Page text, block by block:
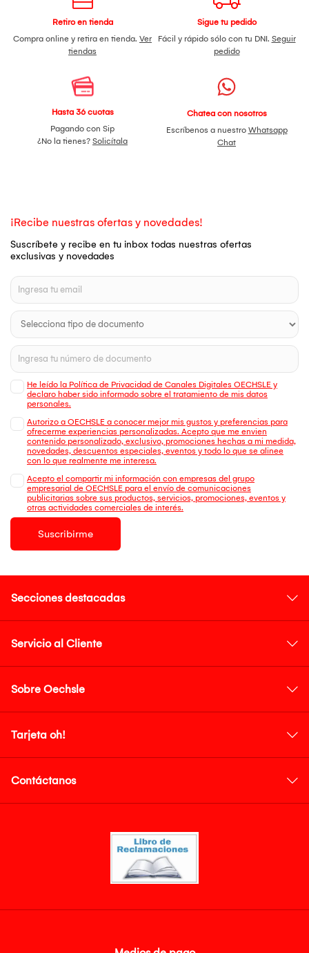
Retiro en tienda
Compra online y retira en tienda. Ver
tiendas
Sigue tu pedido
Fácil y rápido sólo con tu DNI. Seguir
pedido
Hasta 36 cuotas
Pagando con Sip
¿No la tienes? Solicítala
Chatea con nosotros
Escríbenos a nuestro Whatsapp
Chat
¡Recibe nuestras ofertas y novedades!
Suscríbete y recibe en tu inbox todas nuestras ofertas
exclusivas y novedades
He leído la Política de Privacidad de Canales Digitales OECHSLE y
declaro haber sido informado sobre el tratamiento de mis datos
personales.
Autorizo a OECHSLE a conocer mejor mis gustos y preferencias para
ofrecerme experiencias personalizadas. Acepto que me envien
contenido personalizado, exclusivo, promociones hechas a mi medida,
novedades, descuentos especiales, eventos y todo lo que se alinee
con lo que realmente me interesa.
Acepto el compartir mi información con empresas del grupo
empresarial de OECHSLE para el envío de comunicaciones
publicitarias sobre sus productos, servicios, promociones, eventos y
otras actividades comerciales de interés.
Suscribirme
Secciones destacadas
Servicio al Cliente
Sobre Oechsle
Tarjeta oh!
Contáctanos